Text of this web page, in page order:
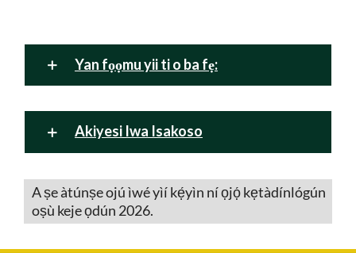
Yan fọọmu yii ti o ba fẹ:
Akiyesi Iwa Isakoso
A ṣe àtúnṣe ojú ìwé yìí kẹ́yìn ní ọjọ́ kẹtàdínlógún
oṣù keje ọdún 2026.